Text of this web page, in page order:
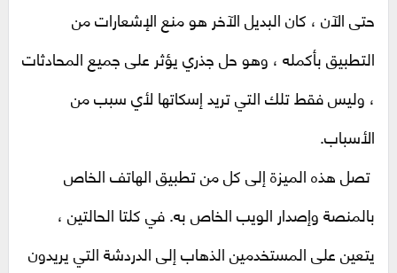
حتى الآن ، كان البديل الآخر هو منع الإشعارات من
التطبيق بأكمله ، وهو حل جذري يؤثر على جميع المحادثات
، وليس فقط تلك التي تريد إسكاتها لأي سبب من
الأسباب.
تصل هذه الميزة إلى كل من تطبيق الهاتف الخاص
بالمنصة وإصدار الويب الخاص به. في كلتا الحالتين ،
يتعين على المستخدمين الذهاب إلى الدردشة التي يريدون